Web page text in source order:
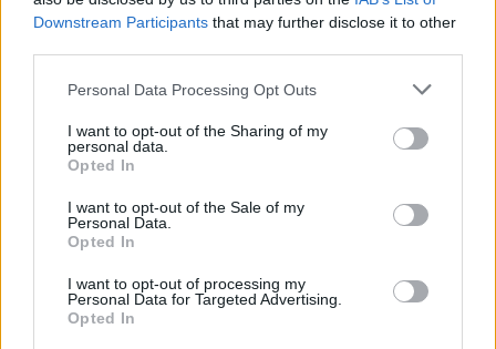
Downstream Participants that may further disclose it to other
Please note that this website/app uses one or more Google
not limited to your visit or usage behaviour. You may click to
grant or deny consent to Google and its third-party tags to
use your data for below specified purposes in below Google
consent section.
Personal Data Processing Opt Outs
I want to opt-out of the Sharing of my
personal data.
Opted In
I want to opt-out of the Sale of my
Personal Data.
Opted In
I want to opt-out of processing my
Personal Data for Targeted Advertising.
Opted In
valami redukcióra hagyatkozni. Éppenséggel lehet a
redukció zongorás trió is.
Persze ez így ma kevés, ma már annyit hallgathatjuk
a Pastoralét, amennyit csak akarjuk, így valami
egyéb is kell ahhoz, hogy egy ilyen változat
értelmessé váljék. Az egyik magyarázat épp ez az
nem tér el egymástól a sok előadás, hogy azt
érezhetnénk, valami egészen másról szól a darab.
változhat a tempó, a hangzás, az előadók száma, a
hangsúlyok, de ugyanazt a művet halljuk.